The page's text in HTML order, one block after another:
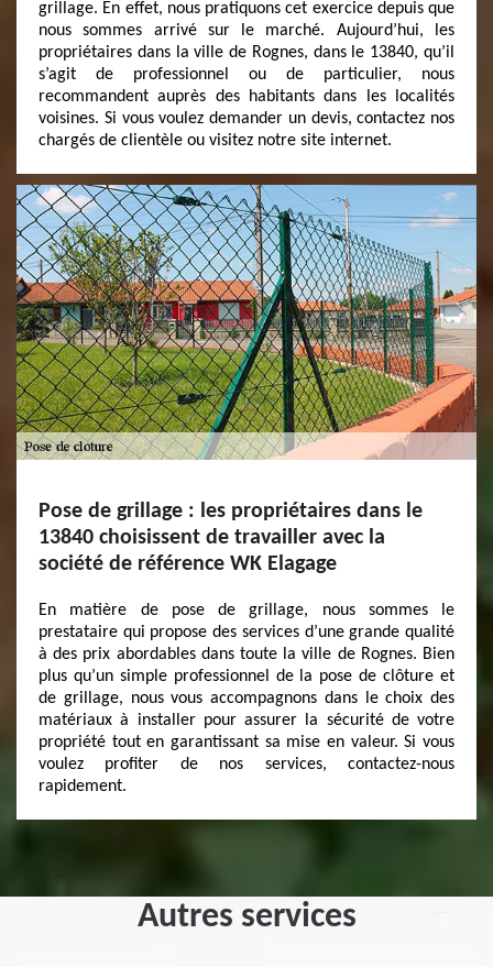
grillage. En effet, nous pratiquons cet exercice depuis que
nous sommes arrivé sur le marché. Aujourd’hui, les
propriétaires dans la ville de Rognes, dans le 13840, qu’il
s’agit de professionnel ou de particulier, nous
recommandent auprès des habitants dans les localités
voisines. Si vous voulez demander un devis, contactez nos
chargés de clientèle ou visitez notre site internet.
Pose de grillage : les propriétaires dans le
13840 choisissent de travailler avec la
société de référence WK Elagage
En matière de pose de grillage, nous sommes le
prestataire qui propose des services d’une grande qualité
à des prix abordables dans toute la ville de Rognes. Bien
plus qu’un simple professionnel de la pose de clôture et
de grillage, nous vous accompagnons dans le choix des
matériaux à installer pour assurer la sécurité de votre
propriété tout en garantissant sa mise en valeur. Si vous
voulez profiter de nos services, contactez-nous
rapidement.
Autres services